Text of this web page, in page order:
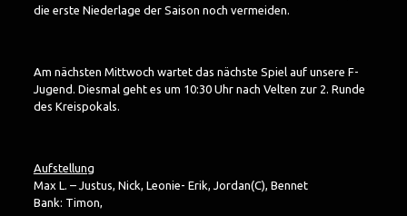
die erste Niederlage der Saison noch vermeiden.
Am nächsten Mittwoch wartet das nächste Spiel auf unsere F-
Jugend. Diesmal geht es um 10:30 Uhr nach Velten zur 2. Runde
des Kreispokals.
Aufstellung
Max L. – Justus, Nick, Leonie- Erik, Jordan(C), Bennet
Bank: Timon,